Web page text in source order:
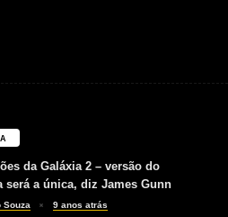
da Galáxia 2 – versão do
será a única, diz James Gunn
Souza 9 anos atrás